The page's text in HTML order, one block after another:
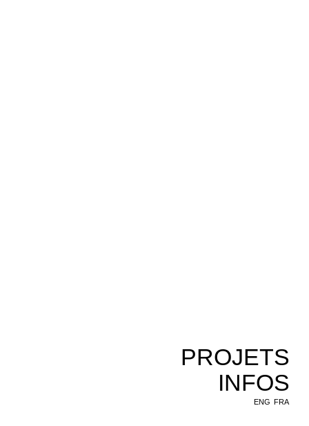
PROJETS
INFOS
ENG FRA